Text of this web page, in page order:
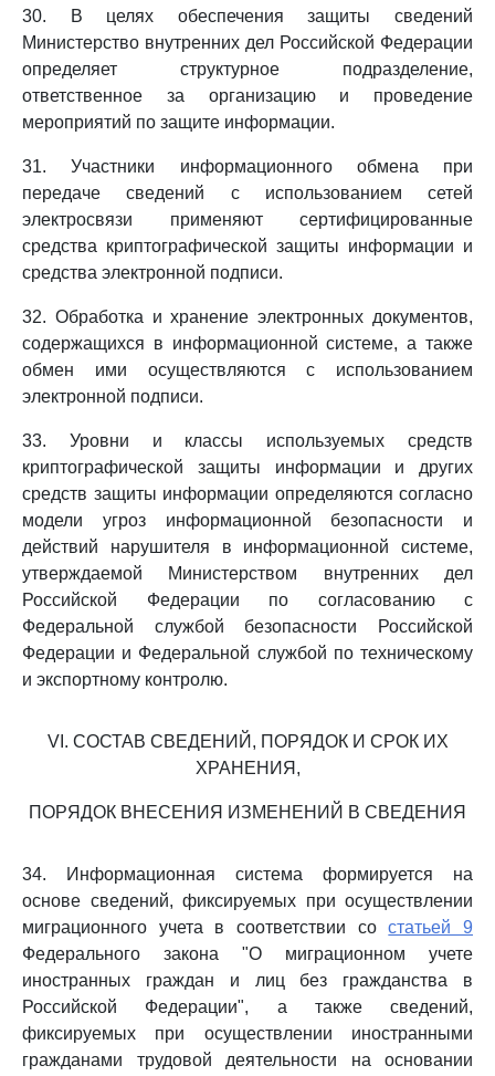
30. В целях обеспечения защиты сведений
Министерство внутренних дел Российской Федерации
определяет структурное подразделение,
ответственное за организацию и проведение
мероприятий по защите информации.
31. Участники информационного обмена при
передаче сведений с использованием сетей
электросвязи применяют сертифицированные
средства криптографической защиты информации и
средства электронной подписи.
32. Обработка и хранение электронных документов,
содержащихся в информационной системе, а также
обмен ими осуществляются с использованием
электронной подписи.
33. Уровни и классы используемых средств
криптографической защиты информации и других
средств защиты информации определяются согласно
модели угроз информационной безопасности и
действий нарушителя в информационной системе,
утверждаемой Министерством внутренних дел
Российской Федерации по согласованию с
Федеральной службой безопасности Российской
Федерации и Федеральной службой по техническому
и экспортному контролю.
VI. СОСТАВ СВЕДЕНИЙ, ПОРЯДОК И СРОК ИХ
ХРАНЕНИЯ,
ПОРЯДОК ВНЕСЕНИЯ ИЗМЕНЕНИЙ В СВЕДЕНИЯ
34. Информационная система формируется на
основе сведений, фиксируемых при осуществлении
миграционного учета в соответствии состатьей 9
Федерального закона "О миграционном учете
иностранных граждан и лиц без гражданства в
Российской Федерации", а также сведений,
фиксируемых при осуществлении иностранными
гражданами трудовой деятельности на основании